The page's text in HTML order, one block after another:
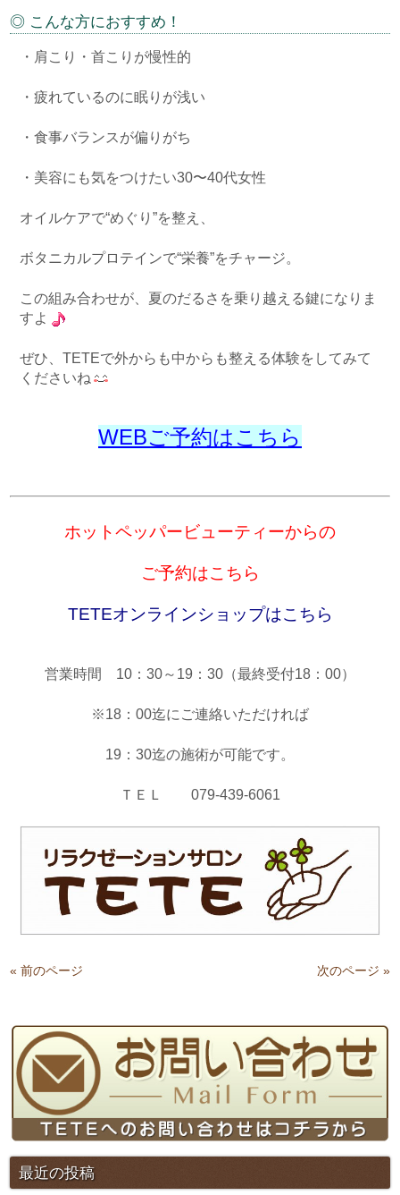
◎ こんな方におすすめ！
・肩こり・首こりが慢性的
・疲れているのに眠りが浅い
・食事バランスが偏りがち
・美容にも気をつけたい30〜40代女性
オイルケアで“めぐり”を整え、
ボタニカルプロテインで“栄養”をチャージ。
この組み合わせが、夏のだるさを乗り越える鍵になりま
すよ
ぜひ、TETEで外からも中からも整える体験をしてみて
くださいね
WEBご予約はこちら
ホットペッパービューティーからの
ご予約はこちら
TETEオンラインショップはこちら
営業時間 10：30～19：30（最終受付18：00）
※18：00迄にご連絡いただければ
19：30迄の施術が可能です。
ＴＥＬ 079-439-6061
« 前のページ 次のページ »
最近の投稿